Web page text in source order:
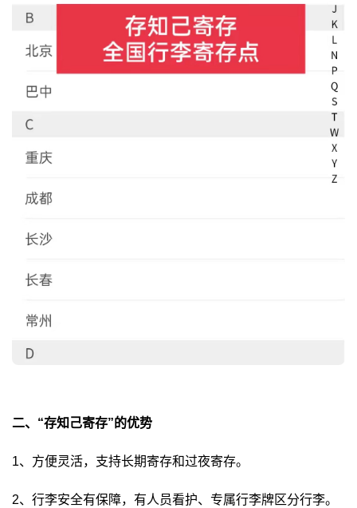
二、“存知己寄存”的优势
1、方便灵活，支持长期寄存和过夜寄存。
2、行李安全有保障，有人员看护、专属行李牌区分行李。